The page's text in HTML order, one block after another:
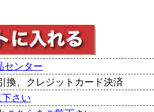
センター
換、クレジットカード決済
さい